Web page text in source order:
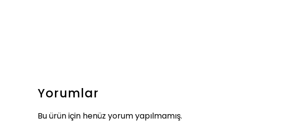
Yorumlar
Bu ürün için henüz yorum yapılmamış.